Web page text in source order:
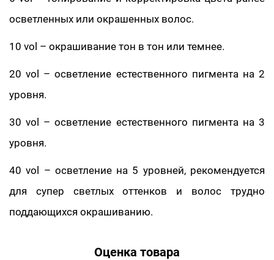
осветленных или окрашенных волос.
10 vol – окрашивание тон в тон или темнее.
20 vol – осветление естественного пигмента на 2
уровня.
30 vol – осветление естественного пигмента на 3
уровня.
40 vol – осветление на 5 уровней, рекомендуется
для супер светлых оттенков и волос трудно
поддающихся окрашиванию.
Оценка товара